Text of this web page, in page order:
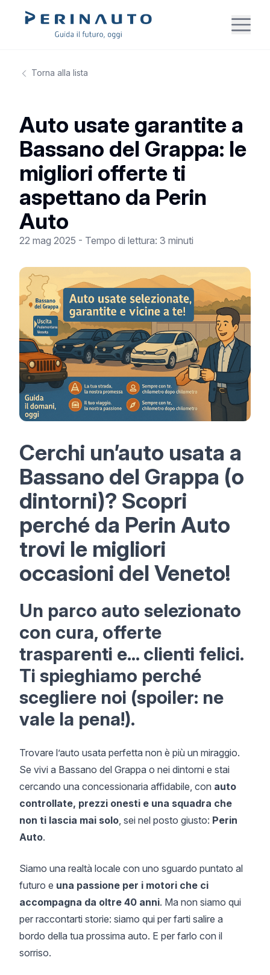
Torna alla lista
Auto usate garantite a
Bassano del Grappa: le
migliori offerte ti
aspettano da Perin
Auto
22 mag 2025 - Tempo di lettura: 3 minuti
Cerchi un’auto usata a
Bassano del Grappa (o
dintorni)? Scopri
perché da Perin Auto
trovi le migliori
occasioni del Veneto!
Un parco auto selezionato
con cura, offerte
trasparenti e... clienti felici.
Ti spieghiamo perché
scegliere noi (spoiler: ne
vale la pena!).
Trovare l’auto usata perfetta non è più un miraggio.
Se vivi a Bassano del Grappa o nei dintorni e stai
cercando una concessionaria affidabile, con auto
controllate, prezzi onesti e una squadra che
non ti lascia mai solo, sei nel posto giusto: Perin
Auto.
Siamo una realtà locale con uno sguardo puntato al
futuro e una passione per i motori che ci
accompagna da oltre 40 anni. Ma non siamo qui
per raccontarti storie: siamo qui per farti salire a
bordo della tua prossima auto. E per farlo con il
sorriso.